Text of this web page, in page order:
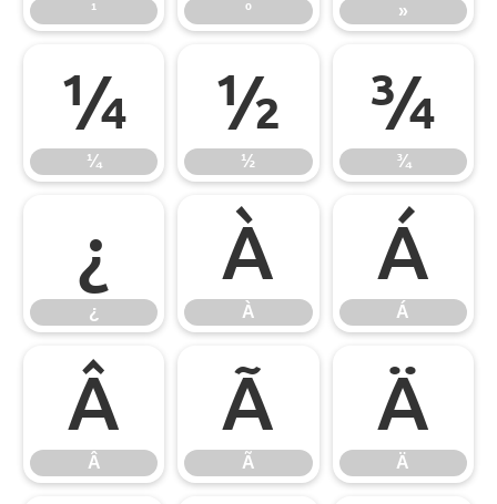
¹ º »
¼
¼
½
½
¾
¾
¿
¿
À
À
Á
Á
Â
Â
Ã
Ã
Ä
Ä